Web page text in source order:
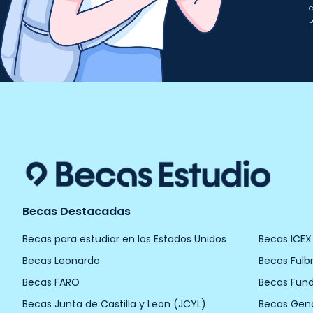
Becas Destacadas
Becas para estudiar en los Estados Unidos
Becas ICEX
Becas Leonardo
Becas
Becas FARO
Becas
Becas Junta de Castilla y Leon (JCYL)
Becas